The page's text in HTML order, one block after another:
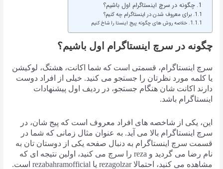
چگونه در سرچ اینستاگرام اول باشیم؟
برای معروف شدن در اینستاگرام چه کنیم؟
خلاصه روش های چگونه پیج اینستا را شاخ کنیم
چگونه در سرچ اینستاگرام اول باشیم؟
سرچ اینستاگرام، قسمتی است که شما اکانت، هشتگ، لوکیشن
یا کلمه مورد نظرتان را جستجو می کنید. خیلی از افراد دوست
دارند اکانت شان هنگام جستجو، در ردیف اول پیشنهادات
اینستاگرام باشد.
این، یکی از شاخصه های افراد معروف است که پیج شان، در
سرچ اینستاگرام بالا می آید. به عنوان مثال زمانی که شما در
قسمت سرچ اینستاگرام به دنبال صفحه یکی از دوستان تان به
نام رضا می گردید و reza را سرچ می کنید، اولین نتیجه ای که
مشاهده می کنید، احتمالا rezagolzar یا rezabahramofficial است.